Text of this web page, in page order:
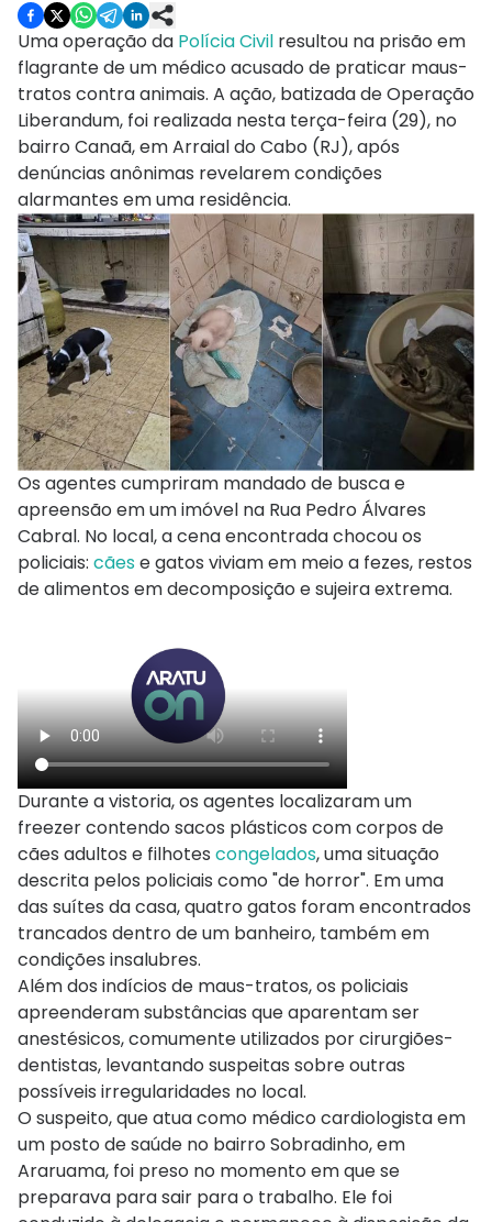
Uma operação da Polícia Civil resultou na prisão em
flagrante de um médico acusado de praticar maus-
tratos contra animais. A ação, batizada de Operação
Liberandum, foi realizada nesta terça-feira (29), no
bairro Canaã, em Arraial do Cabo (RJ), após
denúncias anônimas revelarem condições
alarmantes em uma residência.
Os agentes cumpriram mandado de busca e
apreensão em um imóvel na Rua Pedro Álvares
Cabral. No local, a cena encontrada chocou os
policiais: cãese gatos viviam em meio a fezes, restos
de alimentos em decomposição e sujeira extrema.
Durante a vistoria, os agentes localizaram um
freezer contendo sacos plásticos com corpos de
cães adultos e filhotes congelados, uma situação
descrita pelos policiais como "de horror". Em uma
das suítes da casa, quatro gatos foram encontrados
trancados dentro de um banheiro, também em
condições insalubres.
Além dos indícios de maus-tratos, os policiais
apreenderam substâncias que aparentam ser
anestésicos, comumente utilizados por cirurgiões-
dentistas, levantando suspeitas sobre outras
possíveis irregularidades no local.
O suspeito, que atua como médico cardiologista em
um posto de saúde no bairro Sobradinho, em
Araruama, foi preso no momento em que se
preparava para sair para o trabalho. Ele foi